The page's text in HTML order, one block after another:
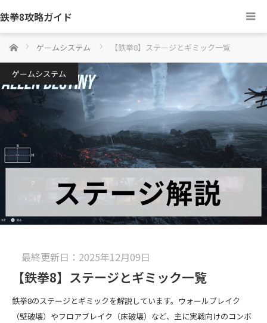
鉄拳8攻略ガイド
ホーム ゲームシステム 【鉄拳8】ステージとギミック一覧
ゲームシステム
最終更新日：2025年12月09日
【鉄拳8】ステージとギミック一覧
鉄拳8のステージとギミックを解説しています。ウォールブレイク
（壁破壊）やフロアブレイク（床破壊）など、主に実戦向けのコンボ